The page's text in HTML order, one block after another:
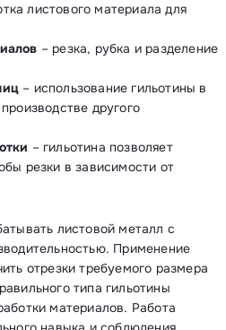
листового материала для
– резка, рубка и разделение
– использование гильотины в
другого
– гильотина позволяет
резки в зависимости от
листовой металл с
Применение
отрезки требуемого размера
типа гильотины
материалов. Работа